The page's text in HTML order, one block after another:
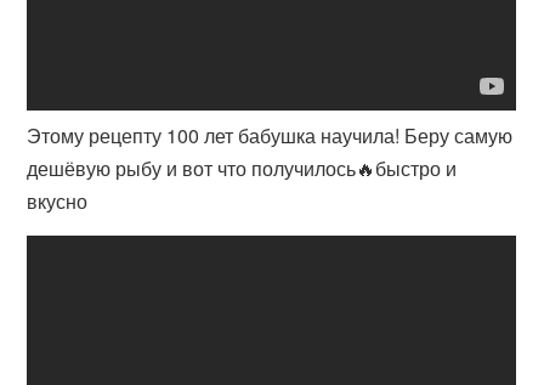
Этому рецепту 100 лет бабушка научила! Беру самую
дешёвую рыбу и вот что получилось🔥быстро и
вкусно